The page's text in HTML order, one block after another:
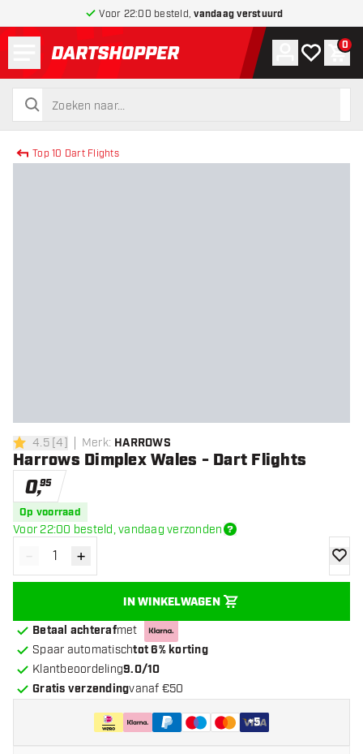
Voor 22:00 besteld,vandaag verstuurd
terug naar home pagina
zoeken
zoeken
Account
Mijn 0
Top 10 Dart Flights
4.5 score sterren
4.5[4] Merk: HARROWS
Harrows Dimplex Wales - Dart Flights
0,95
Op voorraad
Voor 22:00 besteld, vandaag verzonden
Verminder hoeveelheid
- Verhoog hoeveelheid
+
IN WINKELWAGEN
Betaal achterafmet
Spaar automatischtot 6% korting
Klantbeoordeling9.0/10
Gratis verzendingvanaf €50
+5